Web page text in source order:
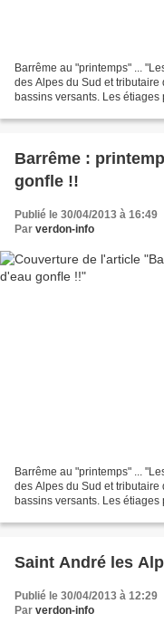
Barrême au "printemps" ...
des Alpes du Sud et
bassins versants. Les
Barrême :
gonfle !!
Publié le 30/04/2013 à 16:49
Par verdon-info
Barrême au "printemps" ...
des Alpes du Sud et
bassins versants. Les étiages
Saint André les
Publié le 30/04/2013 à 12:29
Par verdon-info